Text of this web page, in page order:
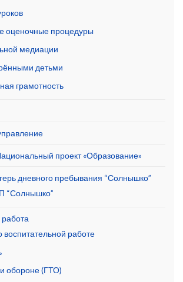
оценочные процедуры
медиации
детьми
грамотность
проект «Образование»
дневного пребывания “Солнышко”
“Солнышко”
воспитательной работе
и обороне (ГТО)